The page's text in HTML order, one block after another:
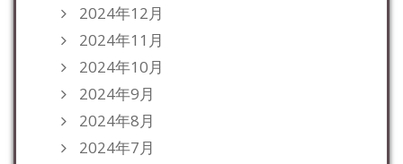
2024年12月
2024年11月
2024年10月
2024年9月
2024年8月
2024年7月